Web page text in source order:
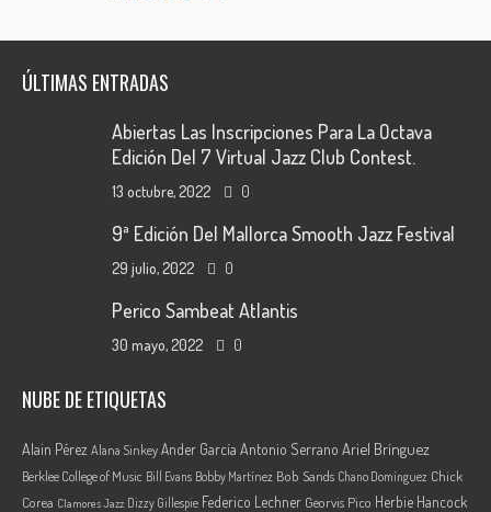
ÚLTIMAS ENTRADAS
Abiertas Las Inscripciones Para La Octava
Edición Del 7 Virtual Jazz Club Contest.
13 octubre, 2022 0
9ª Edición Del Mallorca Smooth Jazz Festival
29 julio, 2022 0
Perico Sambeat Atlantis
30 mayo, 2022 0
NUBE DE ETIQUETAS
Alain Pérez Alana SinkeyAnder García Antonio Serrano Ariel Brínguez
Berklee College of Music Bill Evans Bobby Martínez Bob Sands Chano Domínguez Chick
Corea Clamores Jazz Dizzy Gillespie Federico Lechner Georvis Pico Herbie Hancock